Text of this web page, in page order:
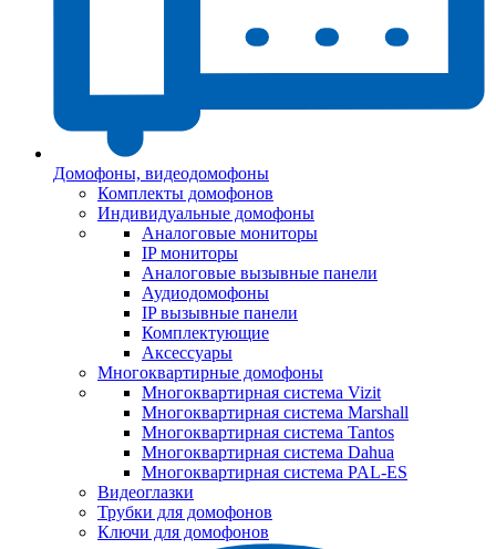
Домофоны, видеодомофоны
Комплекты домофонов
Индивидуальные домофоны
Аналоговые мониторы
IP мониторы
Аналоговые вызывные панели
Аудиодомофоны
IP вызывные панели
Комплектующие
Аксессуары
Многоквартирные домофоны
Многоквартирная система Vizit
Многоквартирная система Marshall
Многоквартирная система Tantos
Многоквартирная система Dahua
Многоквартирная система PAL-ES
Видеоглазки
Трубки для домофонов
Ключи для домофонов